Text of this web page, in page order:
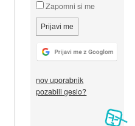
Zapomni si me
nov uporabnik
pozabili geslo?